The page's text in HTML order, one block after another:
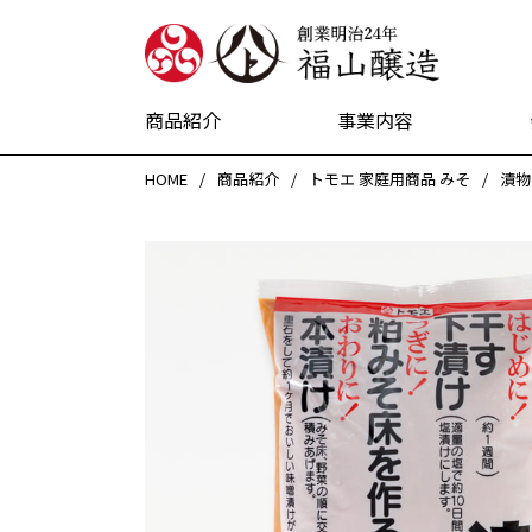
商品紹介 事業内容
HOME 商品紹介 トモエ 家庭用商品 みそ 漬